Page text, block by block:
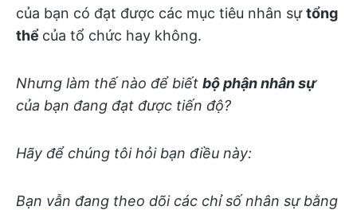
của bạn có đạt được các mục tiêu nhân sựtổng
thể của tổ chức hay không.
Nhưng làm thế nào để biết bộ phận nhân sự
của bạn đang đạt được tiến độ?
Hãy để chúng tôi hỏi bạn điều này:
Bạn vẫn đang theo dõi các chỉ số nhân sự bằng